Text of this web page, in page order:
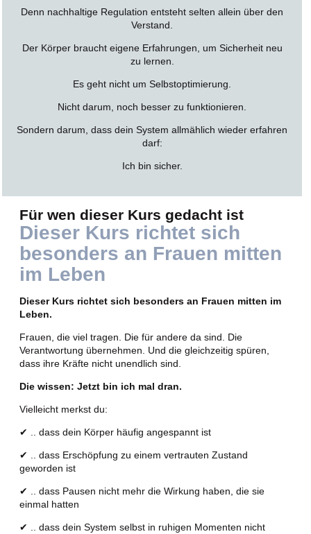
Denn nachhaltige Regulation entsteht selten allein über den
Verstand.
Der Körper braucht eigene Erfahrungen, um Sicherheit neu
zu lernen.
Es geht nicht um Selbstoptimierung.
Nicht darum, noch besser zu funktionieren.
Sondern darum, dass dein System allmählich wieder erfahren
darf:
Ich bin sicher.
Für wen dieser Kurs gedacht ist
Dieser Kurs richtet sich
besonders an Frauen mitten
im Leben
Dieser Kurs richtet sich besonders an Frauen mitten im
Leben.
Frauen, die viel tragen. Die für andere da sind. Die
Verantwortung übernehmen. Und die gleichzeitig spüren,
dass ihre Kräfte nicht unendlich sind.
Die wissen: Jetzt bin ich mal dran.
Vielleicht merkst du:
✔ .. dass dein Körper häufig angespannt ist
✔ .. dass Erschöpfung zu einem vertrauten Zustand
geworden ist
✔ .. dass Pausen nicht mehr die Wirkung haben, die sie
einmal hatten
✔ .. dass dein System selbst in ruhigen Momenten nicht